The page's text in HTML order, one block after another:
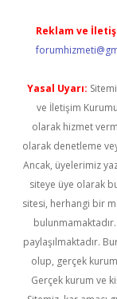
Reklam ve
Yasal Uyarı:
ve İletişim
olarak hizmet
olarak denetleme
Ancak, üyelerimiz
siteye üye olarak
sitesi, herhangi bir
bulunmamaktadır.
paylaşılmaktadır.
olup, gerçek
Gerçek kurum ve